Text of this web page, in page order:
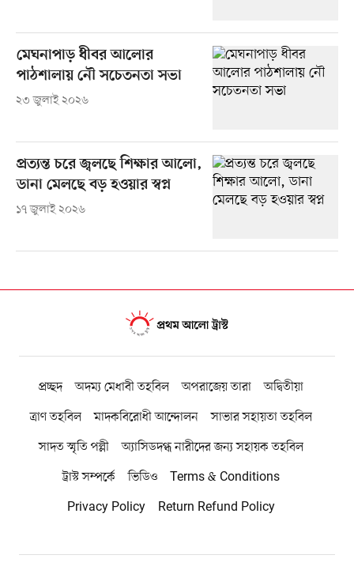
মেঘনাপাড় ধীবর আলোর
পাঠশালায় নৌ সচেতনতা সভা
২৩ জুলাই ২০২৬
প্রত্যন্ত চরে জ্বলছে শিক্ষার আলো,
ডানা মেলছে বড় হওয়ার স্বপ্ন
১৭ জুলাই ২০২৬
প্রচ্ছদ অদম্য মেধাবী তহবিল অপরাজেয় তারা
অদ্বিতীয়া
ত্রাণ তহবিল
মাদকবিরোধী আন্দোলন
সাভার সহায়তা তহবিল
সাদত স্মৃতি পল্লী
অ্যাসিডদগ্ধ নারীদের জন্য সহায়ক তহবিল
ট্রাস্ট সম্পর্কে
ভিডিও
Terms & Conditions
Privacy Policy
Return Refund Policy